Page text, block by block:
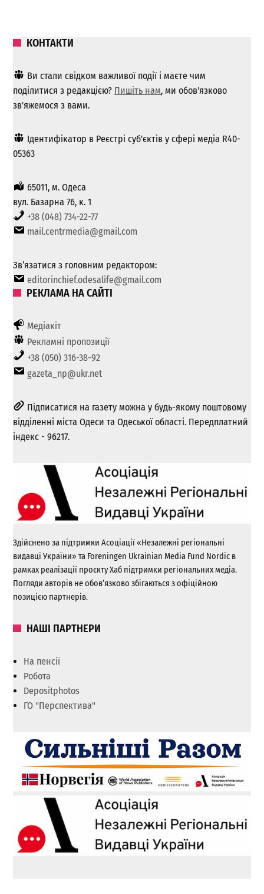
КОНТАКТИ
Ви стали свідком важливої ​​події і маєте чим
поділитися з редакцією? Пишіть нам, ми обов'язково
зв'яжемося з вами.
Ідентифікатор в Реєстрі суб'єктів у сфері медіа R40-
05363
65011, м. Одеса
вул. Базарна 76, к. 1
+38 (048) 734-22-77
mail.centrmedia@gmail.com
Зв’язатися з головним редактором:
editorinchief.odesalife@gmail.com
РЕКЛАМА НА САЙТІ
Медіакіт
Рекламні пропозиції
+38 (050) 316-38-92
gazeta_np@ukr.net
Підписатися на газету можна у будь-якому поштовому
відділенні міста Одеси та Одеської області. Передплатний
індекс - 96217.
Здійснено за підтримки Асоціації «Незалежні регіональні
видавці України» та Foreningen Ukrainian Media Fund Nordic в
рамках реалізації проєкту Хаб підтримки регіональних медіа.
Погляди авторів не обов’язково збігаються з офіційною
позицією партнерів.
НАШІ ПАРТНЕРИ
На пенсії
Робота
Depositphotos
ГО "Перспектива"